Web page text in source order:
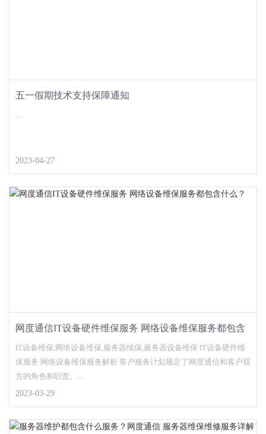
五一假期技术支持保障通知
...
2023-04-27
网度通信IT设备硬件维保服务 网络设备维保服务都包含
什么？
IT设备维保,网络设备维保,服务器续保,服务器设备维保 IT设备硬件维
保服务 网络设备维保服务解析 客户服务计划规定了网度通信和客户双
方的角色和职责。...
2023-03-29